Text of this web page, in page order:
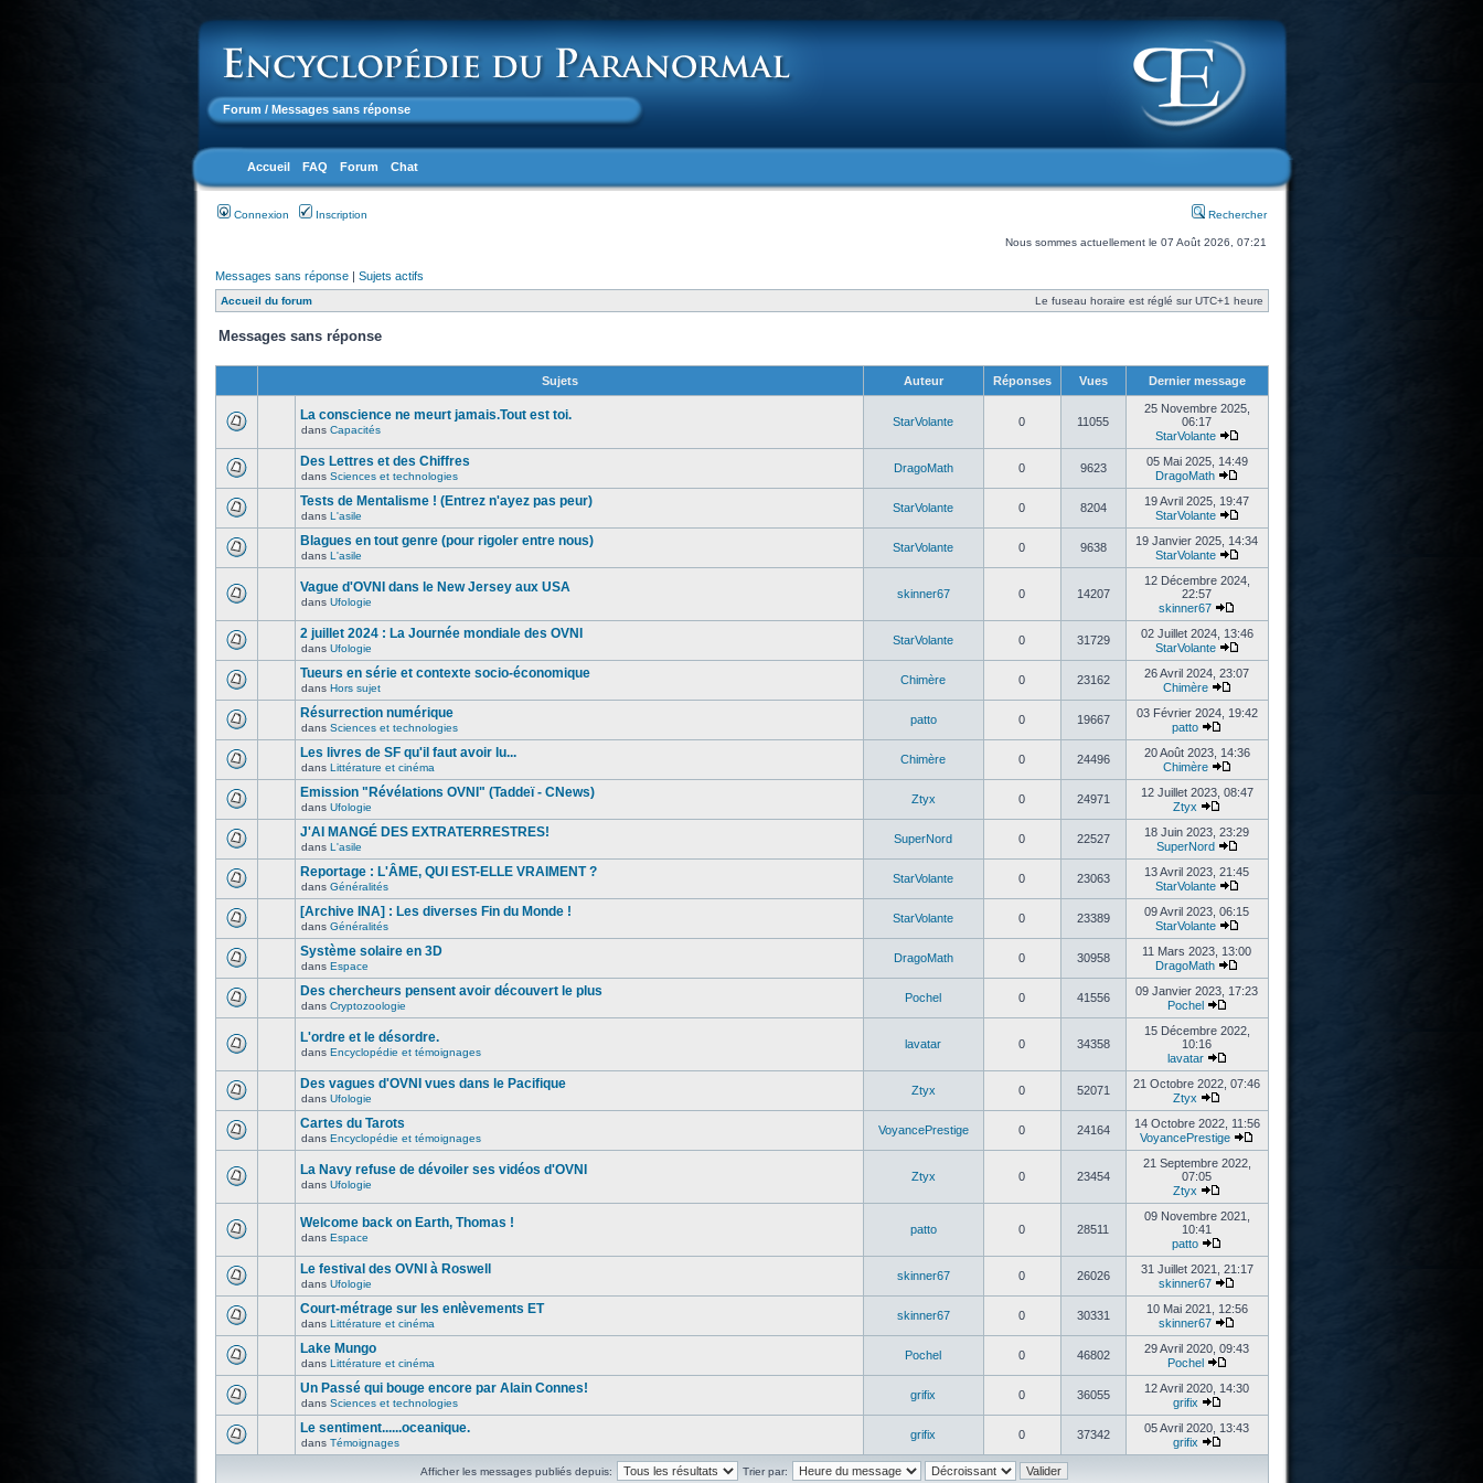
Forum / Messages sans réponse
Accueil FAQ Forum Chat
Connexion Inscription Rechercher
Nous sommes actuellement le 07 Août 2026, 07:21
Messages sans réponse| Sujets actifs
Accueil du forum Le fuseau horaire est réglé sur UTC+1 heure
Messages sans réponse
Sujets Auteur Réponses Vues Dernier message
La conscience ne meurt jamais.Tout est toi.
dans Capacités
StarVolante 0 11055
25 Novembre 2025,
06:17
StarVolante
Des Lettres et des Chiffres
dans Sciences et technologies
DragoMath 0 9623
05 Mai 2025, 14:49
DragoMath
Tests de Mentalisme ! (Entrez n'ayez pas peur)
dans L'asile
StarVolante 0 8204
19 Avril 2025, 19:47
StarVolante
Blagues en tout genre (pour rigoler entre nous)
dans L'asile
StarVolante 0 9638
19 Janvier 2025, 14:34
StarVolante
Vague d'OVNI dans le New Jersey aux USA
dans Ufologie
skinner67 0 14207
12 Décembre 2024,
22:57
skinner67
2 juillet 2024 : La Journée mondiale des OVNI
dans Ufologie
StarVolante 0 31729
02 Juillet 2024, 13:46
StarVolante
Tueurs en série et contexte socio-économique
dans Hors sujet
Chimère 0 23162
26 Avril 2024, 23:07
Chimère
Résurrection numérique
dans Sciences et technologies
patto 0 19667
03 Février 2024, 19:42
patto
Les livres de SF qu'il faut avoir lu...
dans Littérature et cinéma
Chimère 0 24496
20 Août 2023, 14:36
Chimère
Emission "Révélations OVNI" (Taddeï - CNews)
dans Ufologie
Ztyx 0 24971
12 Juillet 2023, 08:47
Ztyx
J'AI MANGÉ DES EXTRATERRESTRES!
dans L'asile
SuperNord 0 22527
18 Juin 2023, 23:29
SuperNord
Reportage : L'ÂME, QUI EST-ELLE VRAIMENT ?
dans Généralités
StarVolante 0 23063
13 Avril 2023, 21:45
StarVolante
[Archive INA] : Les diverses Fin du Monde !
dans Généralités
StarVolante 0 23389
09 Avril 2023, 06:15
StarVolante
Système solaire en 3D
dans Espace
DragoMath 0 30958
11 Mars 2023, 13:00
DragoMath
Des chercheurs pensent avoir découvert le plus
dans Cryptozoologie
Pochel 0 41556
09 Janvier 2023, 17:23
Pochel
L'ordre et le désordre.
dans Encyclopédie et témoignages
lavatar 0 34358
15 Décembre 2022,
10:16
lavatar
Des vagues d'OVNI vues dans le Pacifique
dans Ufologie
Ztyx 0 52071
21 Octobre 2022, 07:46
Ztyx
Cartes du Tarots
dans Encyclopédie et témoignages
VoyancePrestige 0 24164
14 Octobre 2022, 11:56
VoyancePrestige
La Navy refuse de dévoiler ses vidéos d'OVNI
dans Ufologie
Ztyx 0 23454
21 Septembre 2022,
07:05
Ztyx
Welcome back on Earth, Thomas !
dans Espace
patto 0 28511
09 Novembre 2021,
10:41
patto
Le festival des OVNI à Roswell
dans Ufologie
skinner67 0 26026
31 Juillet 2021, 21:17
skinner67
Court-métrage sur les enlèvements ET
dans Littérature et cinéma
skinner67 0 30331
10 Mai 2021, 12:56
skinner67
Lake Mungo
dans Littérature et cinéma
Pochel 0 46802
29 Avril 2020, 09:43
Pochel
Un Passé qui bouge encore par Alain Connes!
dans Sciences et technologies
grifix 0 36055
12 Avril 2020, 14:30
grifix
Le sentiment......oceanique.
dans Témoignages
grifix 0 37342
05 Avril 2020, 13:43
grifix
Afficher les messages publiés depuis: Trier par: